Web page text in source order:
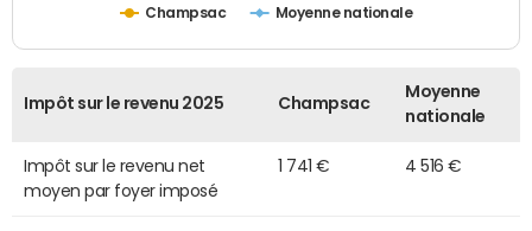
Champsac Moyenne nationale
Impôt sur le revenu 2025 Champsac
Moyenne
nationale
Impôt sur le revenu net
moyen par foyer imposé
1 741 € 4 516 €